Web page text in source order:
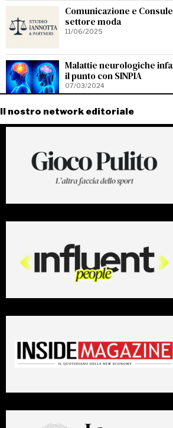
Comunicazione e
settore moda
11/06/2025
Malattie neurologiche
il punto con SINPIA
07/03/2024
Il nostro network editoriale